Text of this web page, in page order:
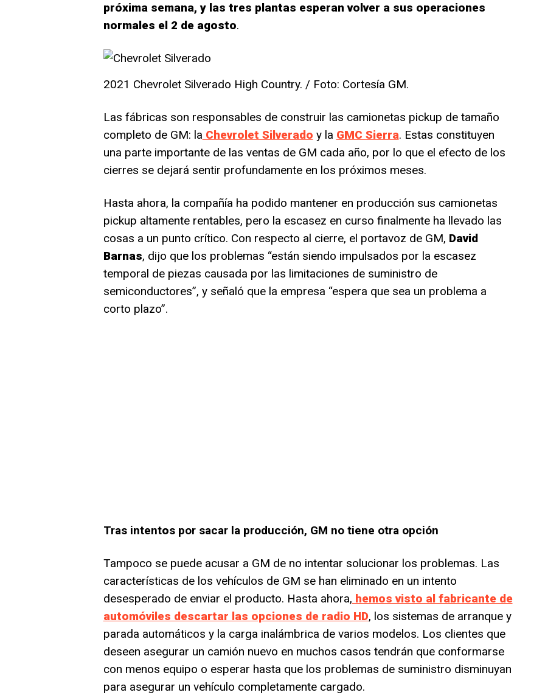
próxima semana, y las tres plantas esperan volver a sus operaciones
normales el 2 de agosto.
2021 Chevrolet Silverado High Country. / Foto: Cortesía GM.
Las fábricas son responsables de construir las camionetas pickup de tamaño
completo de GM: la Chevrolet Silverado y la GMC Sierra. Estas constituyen
una parte importante de las ventas de GM cada año, por lo que el efecto de los
cierres se dejará sentir profundamente en los próximos meses.
Hasta ahora, la compañía ha podido mantener en producción sus camionetas
pickup altamente rentables, pero la escasez en curso finalmente ha llevado las
cosas a un punto crítico. Con respecto al cierre, el portavoz de GM, David
Barnas, dijo que los problemas “están siendo impulsados ​​por la escasez
temporal de piezas causada por las limitaciones de suministro de
semiconductores”, y señaló que la empresa “espera que sea un problema a
corto plazo”.
Tras intentos por sacar la producción, GM no tiene otra opción
Tampoco se puede acusar a GM de no intentar solucionar los problemas. Las
características de los vehículos de GM se han eliminado en un intento
desesperado de enviar el producto. Hasta ahora, hemos visto al fabricante de
automóviles descartar las opciones de radio HD, los sistemas de arranque y
parada automáticos y la carga inalámbrica de varios modelos. Los clientes que
deseen asegurar un camión nuevo en muchos casos tendrán que conformarse
con menos equipo o esperar hasta que los problemas de suministro disminuyan
para asegurar un vehículo completamente cargado.